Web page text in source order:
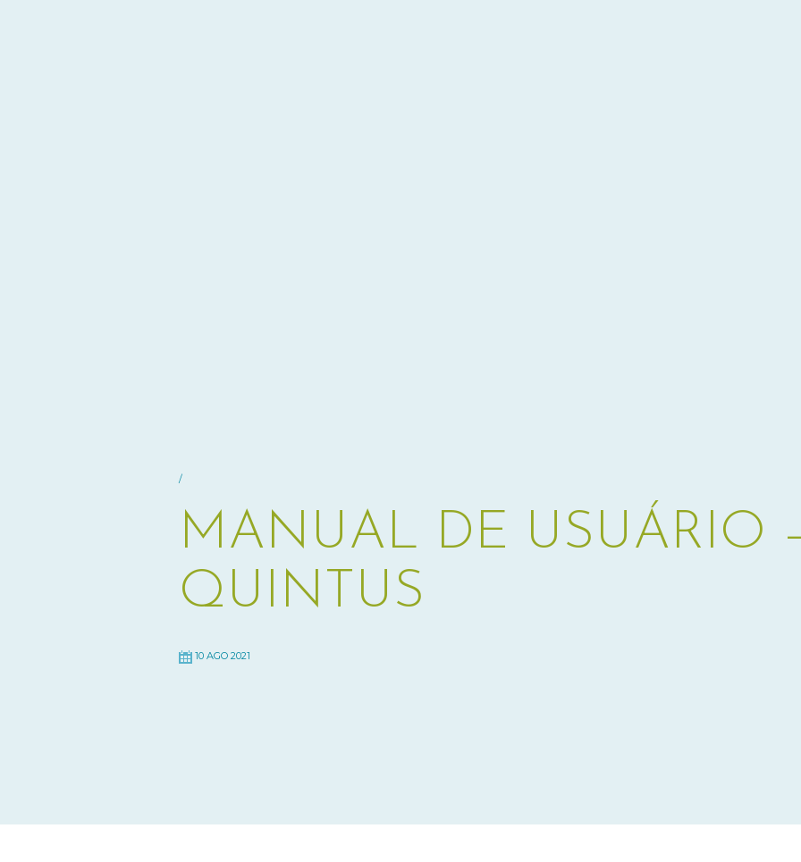
/
MANUAL DE USUÁRIO
QUINTUS
10 AGO 2021